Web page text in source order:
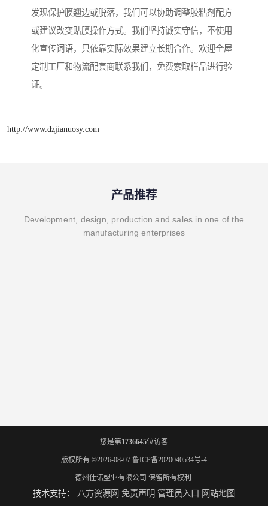
发现保护膜翘边或脱落，我们可以协助调整胶粘剂配方
或建议改变贴膜操作方式。我们坚持诚实守信，不使用
化宣传词语，只依靠实际效果建立长期合作。欢迎全屋
定制工厂和物流配套商联系我们，免费索取样品进行验
证。
http://www.dzjianuosy.com
产品推荐
Development, design, production and sales in one of the
manufacturing enterprises
您是第1736645位访客
版权所有 ©2026-08-07 鲁ICP备2020040534号-4
德州佳诺塑业有限公司 保留所有权利.
技术支持： 八方资源网 免责声明 管理员入口 网站地图